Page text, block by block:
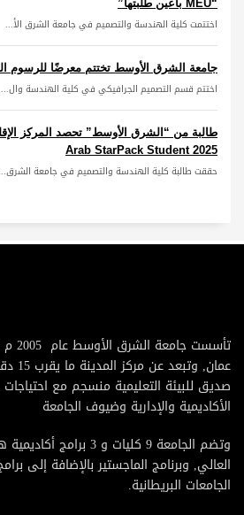
“MEU بأعين طلبتها”
اختتمت كلية الهندسة والتصميم في جامعة الشرق الأ...
جامعة الشرق الأوسط تختتم معرضًا للرسوم
اختتم قسم التصميم الجرافيكي في كلية الهندسة وال...
طالبة من “الشرق الأوسط” تحصد المركز
Arab StarPack Student 2025
حققت طالبة كلية الهندسة والتصميم في جامعة
صديق للبيئة التعليمية منسجم مع احتياجات
الأكاديمية والإدارية وضيوف الجامعة
وتضم الجامعة 9 كليات و
العالي, وبرنامج الماجستير بالإضافة إلى
الجامعات البريطانية.